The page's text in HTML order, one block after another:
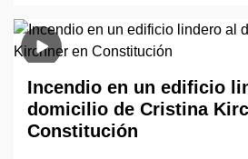
Incendio en un edificio
domicilio de Cristina
Constitución